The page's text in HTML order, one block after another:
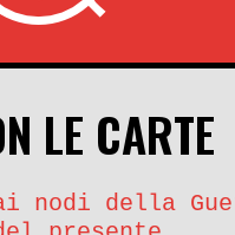
LE CARTE
nodi della